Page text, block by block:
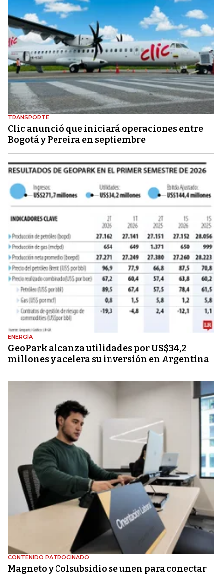
TRANSPORTE
Clic anunció que iniciará operaciones entre
Bogotá y Pereira en septiembre
ENERGÍA
GeoPark alcanza utilidades por US$34,2
millones y acelera su inversión en Argentina
CONTENIDO PATROCINADO
Magneto y Colsubsidio se unen para conectar